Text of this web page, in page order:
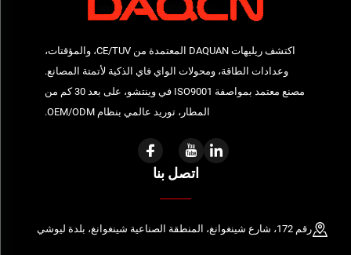
اكتشف ريليهات DAQUAN المعتمدة من CE/TUV، والمؤقتات،
وعدادات الطاقة، ومحولات الواي فاي الذكية لأتمتة المصانع.
مصنع معتمد بمواصفة ISO9001 في وينتشو، على بعد 30 كم من
المطار، توريد عالمي بنظام OEM/ODM.
اتصل بنا
رقم 172، شارع شينغوانغ، المنطقة الصناعية شينغوانغ، بلدة ليوشي